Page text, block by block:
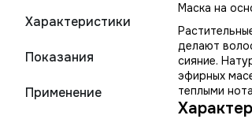
Характеристики
Показания
Применение
Маска на
делают
сияние.
эфирных
теплыми